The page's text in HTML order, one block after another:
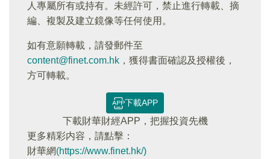
人專屬所有或持有。未經許可，禁止進行轉載、摘
編、複製及建立鏡像等任何使用。
如有意願轉載，請發郵件至
content@finet.com.hk ，獲得書面確認及授權後，
方可轉載。
下載APP
下載財華財經APP，把握投資先機
更多精彩内容，請點擊：
財華網(https://www.finet.hk/)